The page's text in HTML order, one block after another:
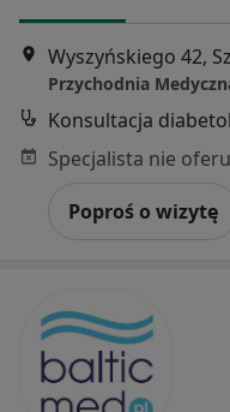
Wyszyńskiego 42,
Przychodnia
Konsultacja
Poproś o wizytę